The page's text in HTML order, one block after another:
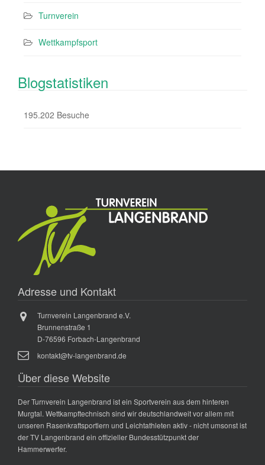
Turnverein
Wettkampfsport
Blogstatistiken
195.202 Besuche
Adresse und Kontakt
Turnverein Langenbrand e.V.
Brunnenstraße 1
D-76596 Forbach-Langenbrand
kontakt@tv-langenbrand.de
Über diese Website
Der Turnverein Langenbrand ist ein Sportverein aus dem hinteren
Murgtal. Wettkampftechnisch sind wir deutschlandweit vor allem mit
unseren Rasenkraftsportlern und Leichtathleten aktiv - nicht umsonst ist
der TV Langenbrand ein offizieller Bundesstützpunkt der
Hammerwerfer.